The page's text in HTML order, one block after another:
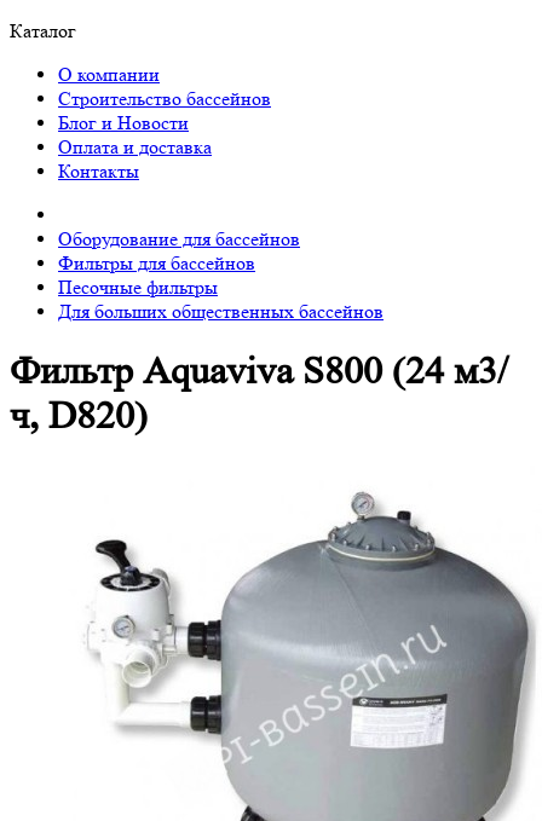
Каталог
О компании
Строительство бассейнов
Блог и Новости
Оплата и доставка
Контакты
Оборудование для бассейнов
Фильтры для бассейнов
Песочные фильтры
Для больших общественных бассейнов
Фильтр Aquaviva S800 (24 м3/
ч, D820)